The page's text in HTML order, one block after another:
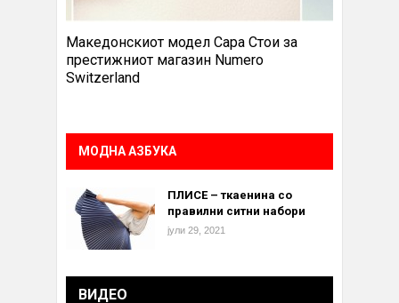
Македонскиот модел Сара Стои за
престижниот магазин Numero
Switzerland
МОДНА АЗБУКА
ПЛИСЕ – ткаенина со
правилни ситни набори
јули 29, 2021
ВИДЕО